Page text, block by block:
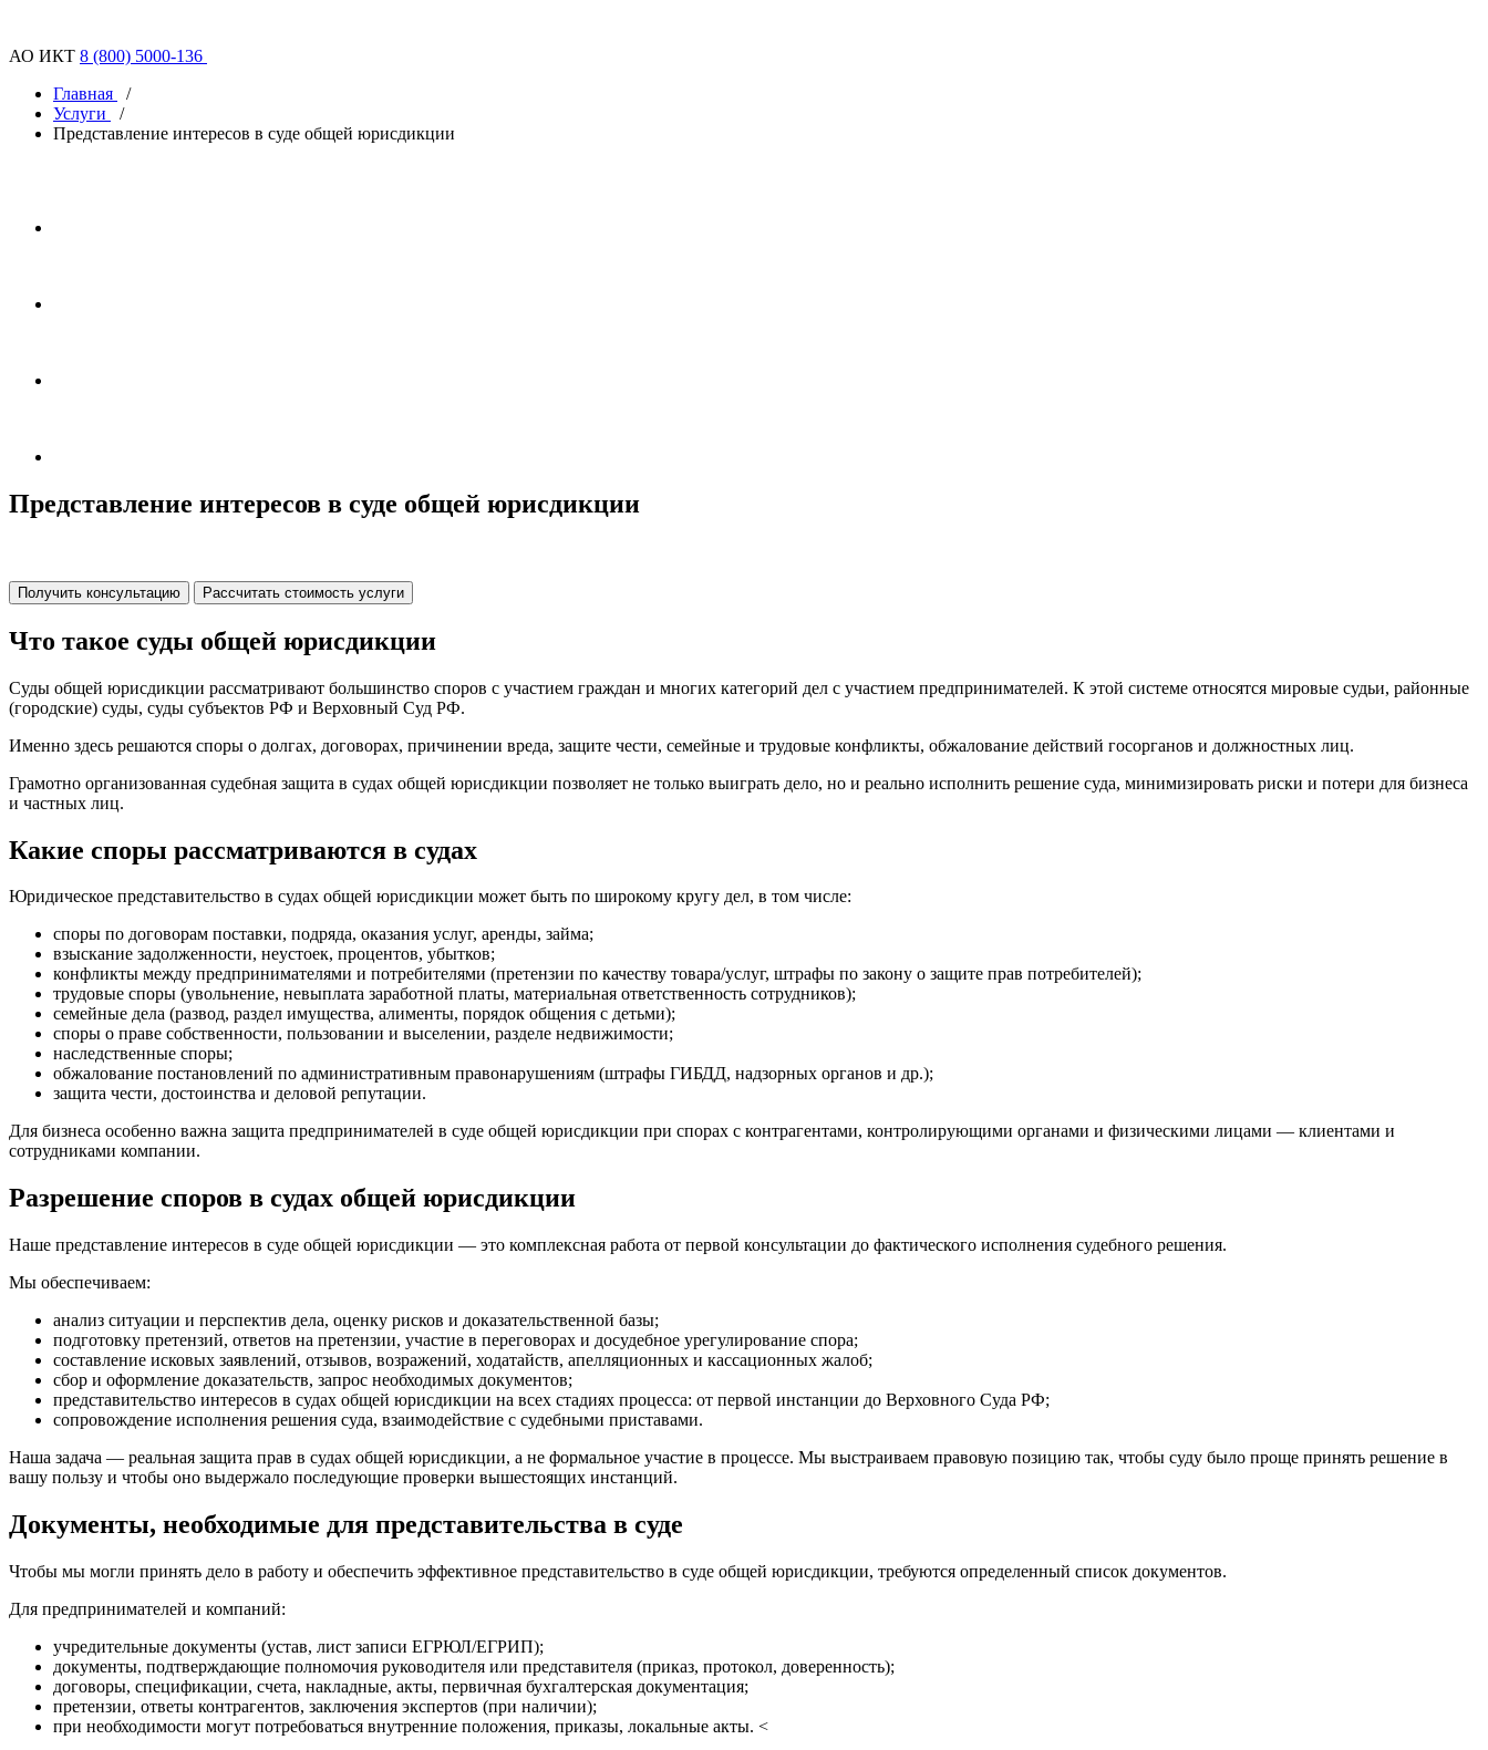
АО ИКТ 8 (800) 5000-136
Главная
/
Услуги
/
Представление интересов в суде общей юрисдикции
Представление интересов в суде общей юрисдикции
Получить консультацию Рассчитать стоимость услуги
Что такое суды общей юрисдикции
Суды общей юрисдикции рассматривают большинство споров с участием граждан и многих категорий дел с участием предпринимателей. К этой системе относятся мировые судьи, районные
(городские) суды, суды субъектов РФ и Верховный Суд РФ.
Именно здесь решаются споры о долгах, договорах, причинении вреда, защите чести, семейные и трудовые конфликты, обжалование действий госорганов и должностных лиц.
Грамотно организованная судебная защита в судах общей юрисдикции позволяет не только выиграть дело, но и реально исполнить решение суда, минимизировать риски и потери для бизнеса
и частных лиц.
Какие споры рассматриваются в судах
Юридическое представительство в судах общей юрисдикции может быть по широкому кругу дел, в том числе:
споры по договорам поставки, подряда, оказания услуг, аренды, займа;
взыскание задолженности, неустоек, процентов, убытков;
конфликты между предпринимателями и потребителями (претензии по качеству товара/услуг, штрафы по закону о защите прав потребителей);
трудовые споры (увольнение, невыплата заработной платы, материальная ответственность сотрудников);
семейные дела (развод, раздел имущества, алименты, порядок общения с детьми);
споры о праве собственности, пользовании и выселении, разделе недвижимости;
наследственные споры;
обжалование постановлений по административным правонарушениям (штрафы ГИБДД, надзорных органов и др.);
защита чести, достоинства и деловой репутации.
Для бизнеса особенно важна защита предпринимателей в суде общей юрисдикции при спорах с контрагентами, контролирующими органами и физическими лицами — клиентами и
сотрудниками компании.
Разрешение споров в судах общей юрисдикции
Наше представление интересов в суде общей юрисдикции — это комплексная работа от первой консультации до фактического исполнения судебного решения.
Мы обеспечиваем:
анализ ситуации и перспектив дела, оценку рисков и доказательственной базы;
подготовку претензий, ответов на претензии, участие в переговорах и досудебное урегулирование спора;
составление исковых заявлений, отзывов, возражений, ходатайств, апелляционных и кассационных жалоб;
сбор и оформление доказательств, запрос необходимых документов;
представительство интересов в судах общей юрисдикции на всех стадиях процесса: от первой инстанции до Верховного Суда РФ;
сопровождение исполнения решения суда, взаимодействие с судебными приставами.
Наша задача — реальная защита прав в судах общей юрисдикции, а не формальное участие в процессе. Мы выстраиваем правовую позицию так, чтобы суду было проще принять решение в
вашу пользу и чтобы оно выдержало последующие проверки вышестоящих инстанций.
Документы, необходимые для представительства в суде
Чтобы мы могли принять дело в работу и обеспечить эффективное представительство в суде общей юрисдикции, требуются определенный список документов.
Для предпринимателей и компаний:
учредительные документы (устав, лист записи ЕГРЮЛ/ЕГРИП);
документы, подтверждающие полномочия руководителя или представителя (приказ, протокол, доверенность);
договоры, спецификации, счета, накладные, акты, первичная бухгалтерская документация;
претензии, ответы контрагентов, заключения экспертов (при наличии);
при необходимости могут потребоваться внутренние положения, приказы, локальные акты. <